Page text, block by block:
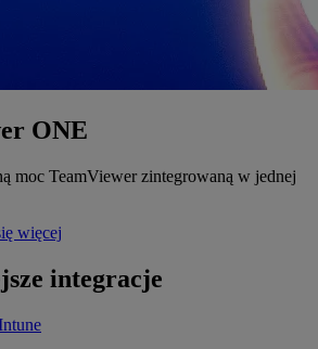
ONE
moc TeamViewer zintegrowaną w jednej
więcej
integracje